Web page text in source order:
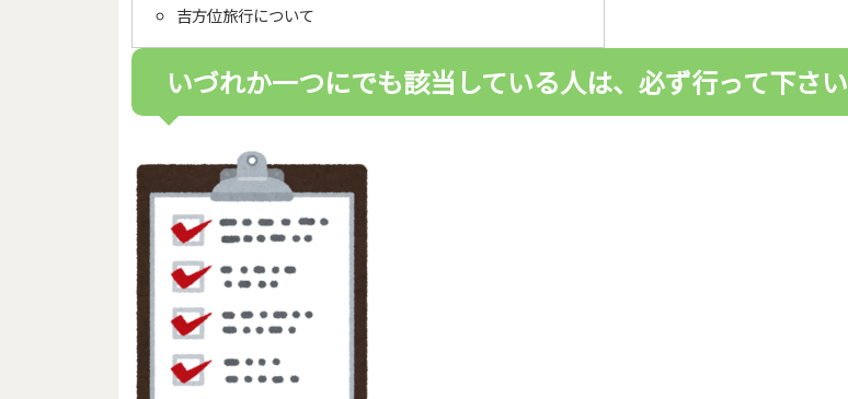
吉方位旅行について
いづれか一つにでも該当している人は、必ず行って下さい